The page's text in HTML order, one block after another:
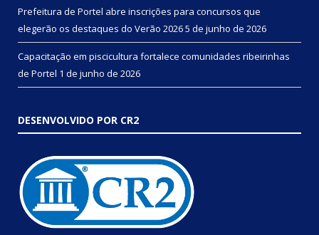
Prefeitura de Portel abre inscrições para concursos que
elegerão os destaques do Verão 20265 de junho de 2026
Capacitação em piscicultura fortalece comunidades ribeirinhas
de Portel 1 de junho de 2026
DESENVOLVIDO POR CR2